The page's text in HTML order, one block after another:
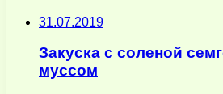
31.07.2019
Закуска с соленой
муссом